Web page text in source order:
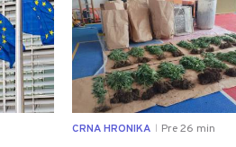
CRNA HRONIKA Pre 26 min